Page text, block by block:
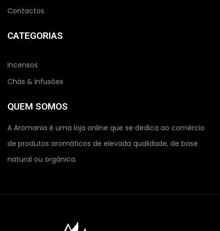
Contactos
CATEGORIAS
Incensos
Chás & Infusões
QUEM SOMOS
A Aromania é uma loja online que se dedica ao comércio
de produtos aromáticos de elevada qualidade, de base
natural ou orgânica.